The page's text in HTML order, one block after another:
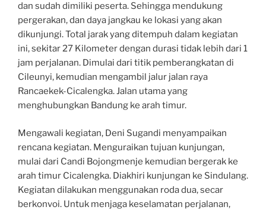
dan sudah dimiliki peserta. Sehingga mendukung
pergerakan, dan daya jangkau ke lokasi yang akan
dikunjungi. Total jarak yang ditempuh dalam kegiatan
ini, sekitar 27 Kilometer dengan durasi tidak lebih dari 1
jam perjalanan. Dimulai dari titik pemberangkatan di
Cileunyi, kemudian mengambil jalur jalan raya
Rancaekek-Cicalengka. Jalan utama yang
menghubungkan Bandung ke arah timur.
Mengawali kegiatan, Deni Sugandi menyampaikan
rencana kegiatan. Menguraikan tujuan kunjungan,
mulai dari Candi Bojongmenje kemudian bergerak ke
arah timur Cicalengka. Diakhiri kunjungan ke Sindulang.
Kegiatan dilakukan menggunakan roda dua, secar
berkonvoi. Untuk menjaga keselamatan perjalanan,